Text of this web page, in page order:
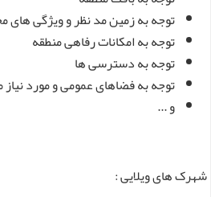
توجه به زمین مد نظر و ویژگی های
توجه به امکانات رفاهی منطقه
توجه به دسترسی ها
توجه به فضاهای عمومی و مورد نیاز
و ...
شهرک های ویلایی :